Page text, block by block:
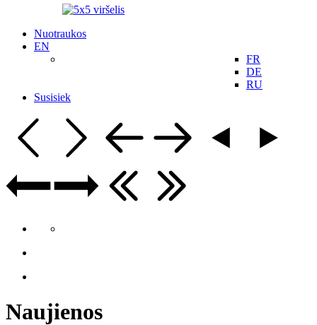
Nuotraukos
EN
FR
DE
RU
Susisiek
Naujienos